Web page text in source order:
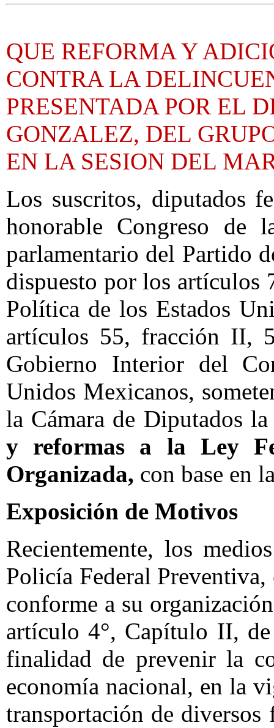
QUE REFORMA Y
CONTRA LA
PRESENTADA POR EL
GONZALEZ, DEL
EN LA SESION DEL
Los suscritos, diputados
honorable Congreso de
parlamentario del Partido
dispuesto por los
Política de los Estados
artículos 55, fracción II,
Gobierno Interior del
Unidos Mexicanos,
la Cámara de Diputados la
y reformas a la Ley
Organizada, con base en
Exposición de Motivos
Recientemente, los
Policía Federal
conforme a su
artículo 4°, Capítulo II,
finalidad de prevenir la
economía nacional, en la
transportación de diversos